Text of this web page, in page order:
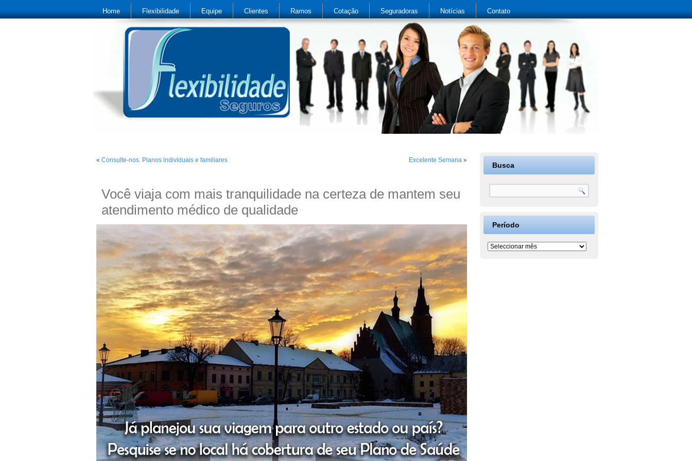
Home Flexibilidade Equipe Clientes Ramos Cotação Seguradoras Notícias Contato
« Consulte-nos. Planos individuais e familiares Excelente Semana »
Você viaja com mais tranquilidade na certeza de mantem seu
atendimento médico de qualidade
Busca
Período
Período